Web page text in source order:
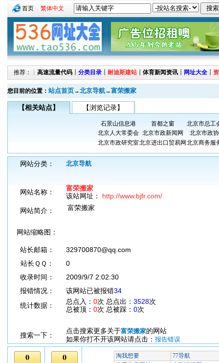
首页 繁体中文
推荐：┊ 高速流量代码 ┊ 分类目录 ┊ 耐迪斯建站 ┊ 体育新闻资讯 ┊ 网址大全 ┊
您目前的位置： 站点首页→北京导航→富荣搬家
【相关站点】 【浏览记录】
石景山信息港 首都之窗
北京市总工
北京人大常委会 北京市政新闻网
北京市政协
北京市政研究室北京进出口贸易网 北京商务服
网站分类： 北京导航
网站名称：
富荣搬家
该站网址： http://www.bjfr.com/
网站简介：
富荣搬家
网站缩略图：
站长邮箱：
329700870@qq.com
站长ＱＱ：
0
收录时间：
2009/9/7 2:02:30
报错情况：
该网站已被报错34
统计数据：
总点入： 0次 总点出： 3528次
总被顶： 0次 总被踩： 0次
搜索一下：
点击搜索更多关于富荣搬家的网站
如果你打不开该网站请点击： 报告错误